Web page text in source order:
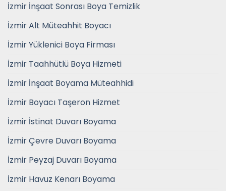
İzmir İnşaat Sonrası Boya Temizlik
İzmir Alt Müteahhit Boyacı
İzmir Yüklenici Boya Firması
İzmir Taahhütlü Boya Hizmeti
İzmir İnşaat Boyama Müteahhidi
İzmir Boyacı Taşeron Hizmet
İzmir İstinat Duvarı Boyama
İzmir Çevre Duvarı Boyama
İzmir Peyzaj Duvarı Boyama
İzmir Havuz Kenarı Boyama